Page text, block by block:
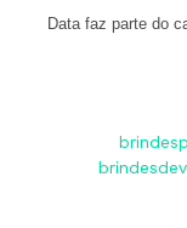
Data faz parte do